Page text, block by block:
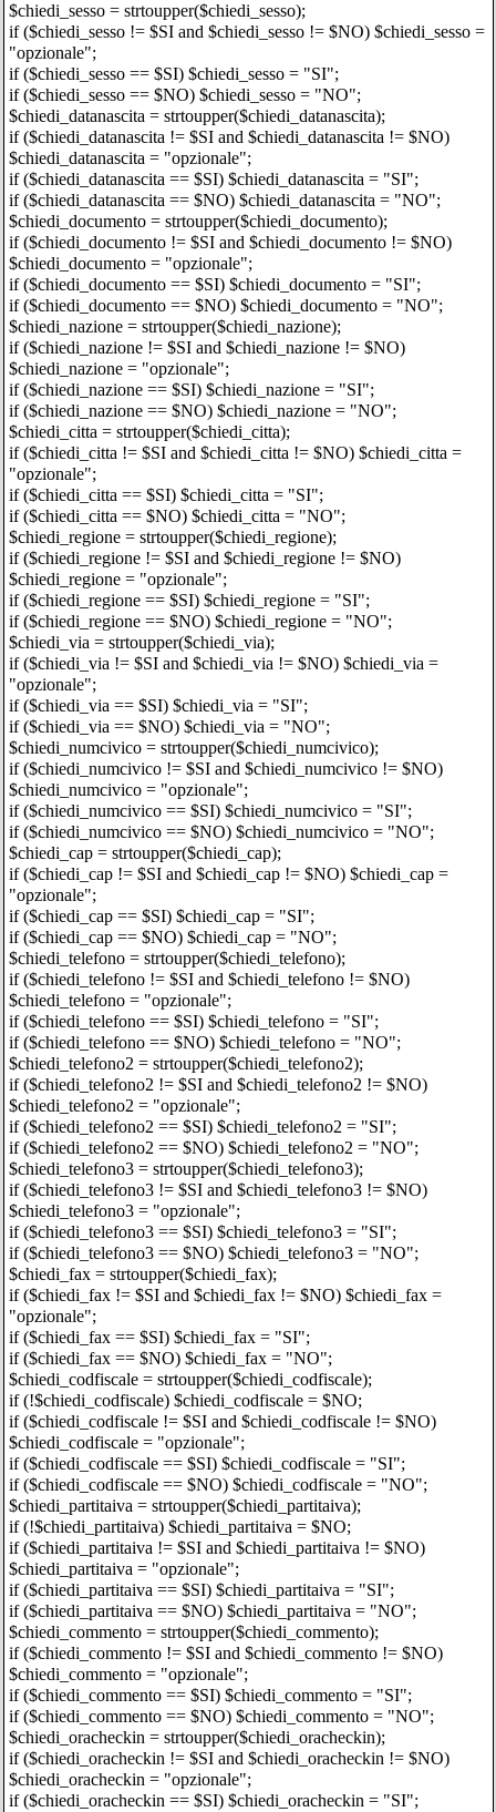
$chiedi_sesso = strtoupper($chiedi_sesso);
if ($chiedi_sesso != $SI and $chiedi_sesso != $NO) $chiedi_sesso =
"opzionale";
if ($chiedi_sesso == $SI) $chiedi_sesso = "SI";
if ($chiedi_sesso == $NO) $chiedi_sesso = "NO";
$chiedi_datanascita = strtoupper($chiedi_datanascita);
if ($chiedi_datanascita != $SI and $chiedi_datanascita != $NO)
$chiedi_datanascita = "opzionale";
if ($chiedi_datanascita == $SI) $chiedi_datanascita = "SI";
if ($chiedi_datanascita == $NO) $chiedi_datanascita = "NO";
$chiedi_documento = strtoupper($chiedi_documento);
if ($chiedi_documento != $SI and $chiedi_documento != $NO)
$chiedi_documento = "opzionale";
if ($chiedi_documento == $SI) $chiedi_documento = "SI";
if ($chiedi_documento == $NO) $chiedi_documento = "NO";
$chiedi_nazione = strtoupper($chiedi_nazione);
if ($chiedi_nazione != $SI and $chiedi_nazione != $NO)
$chiedi_nazione = "opzionale";
if ($chiedi_nazione == $SI) $chiedi_nazione = "SI";
if ($chiedi_nazione == $NO) $chiedi_nazione = "NO";
$chiedi_citta = strtoupper($chiedi_citta);
if ($chiedi_citta != $SI and $chiedi_citta != $NO) $chiedi_citta =
"opzionale";
if ($chiedi_citta == $SI) $chiedi_citta = "SI";
if ($chiedi_citta == $NO) $chiedi_citta = "NO";
$chiedi_regione = strtoupper($chiedi_regione);
if ($chiedi_regione != $SI and $chiedi_regione != $NO)
$chiedi_regione = "opzionale";
if ($chiedi_regione == $SI) $chiedi_regione = "SI";
if ($chiedi_regione == $NO) $chiedi_regione = "NO";
$chiedi_via = strtoupper($chiedi_via);
if ($chiedi_via != $SI and $chiedi_via != $NO) $chiedi_via =
"opzionale";
if ($chiedi_via == $SI) $chiedi_via = "SI";
if ($chiedi_via == $NO) $chiedi_via = "NO";
$chiedi_numcivico = strtoupper($chiedi_numcivico);
if ($chiedi_numcivico != $SI and $chiedi_numcivico != $NO)
$chiedi_numcivico = "opzionale";
if ($chiedi_numcivico == $SI) $chiedi_numcivico = "SI";
if ($chiedi_numcivico == $NO) $chiedi_numcivico = "NO";
$chiedi_cap = strtoupper($chiedi_cap);
if ($chiedi_cap != $SI and $chiedi_cap != $NO) $chiedi_cap =
"opzionale";
if ($chiedi_cap == $SI) $chiedi_cap = "SI";
if ($chiedi_cap == $NO) $chiedi_cap = "NO";
$chiedi_telefono = strtoupper($chiedi_telefono);
if ($chiedi_telefono != $SI and $chiedi_telefono != $NO)
$chiedi_telefono = "opzionale";
if ($chiedi_telefono == $SI) $chiedi_telefono = "SI";
if ($chiedi_telefono == $NO) $chiedi_telefono = "NO";
$chiedi_telefono2 = strtoupper($chiedi_telefono2);
if ($chiedi_telefono2 != $SI and $chiedi_telefono2 != $NO)
$chiedi_telefono2 = "opzionale";
if ($chiedi_telefono2 == $SI) $chiedi_telefono2 = "SI";
if ($chiedi_telefono2 == $NO) $chiedi_telefono2 = "NO";
$chiedi_telefono3 = strtoupper($chiedi_telefono3);
if ($chiedi_telefono3 != $SI and $chiedi_telefono3 != $NO)
$chiedi_telefono3 = "opzionale";
if ($chiedi_telefono3 == $SI) $chiedi_telefono3 = "SI";
if ($chiedi_telefono3 == $NO) $chiedi_telefono3 = "NO";
$chiedi_fax = strtoupper($chiedi_fax);
if ($chiedi_fax != $SI and $chiedi_fax != $NO) $chiedi_fax =
"opzionale";
if ($chiedi_fax == $SI) $chiedi_fax = "SI";
if ($chiedi_fax == $NO) $chiedi_fax = "NO";
$chiedi_codfiscale = strtoupper($chiedi_codfiscale);
if (!$chiedi_codfiscale) $chiedi_codfiscale = $NO;
if ($chiedi_codfiscale != $SI and $chiedi_codfiscale != $NO)
$chiedi_codfiscale = "opzionale";
if ($chiedi_codfiscale == $SI) $chiedi_codfiscale = "SI";
if ($chiedi_codfiscale == $NO) $chiedi_codfiscale = "NO";
$chiedi_partitaiva = strtoupper($chiedi_partitaiva);
if (!$chiedi_partitaiva) $chiedi_partitaiva = $NO;
if ($chiedi_partitaiva != $SI and $chiedi_partitaiva != $NO)
$chiedi_partitaiva = "opzionale";
if ($chiedi_partitaiva == $SI) $chiedi_partitaiva = "SI";
if ($chiedi_partitaiva == $NO) $chiedi_partitaiva = "NO";
$chiedi_commento = strtoupper($chiedi_commento);
if ($chiedi_commento != $SI and $chiedi_commento != $NO)
$chiedi_commento = "opzionale";
if ($chiedi_commento == $SI) $chiedi_commento = "SI";
if ($chiedi_commento == $NO) $chiedi_commento = "NO";
$chiedi_oracheckin = strtoupper($chiedi_oracheckin);
if ($chiedi_oracheckin != $SI and $chiedi_oracheckin != $NO)
$chiedi_oracheckin = "opzionale";
if ($chiedi_oracheckin == $SI) $chiedi_oracheckin = "SI";